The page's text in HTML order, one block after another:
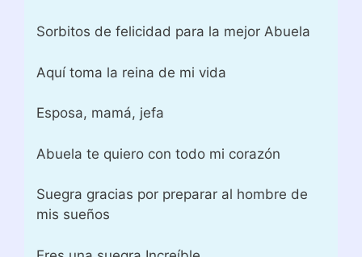
Sorbitos de felicidad para la mejor Abuela
Aquí toma la reina de mi vida
Esposa, mamá, jefa
Abuela te quiero con todo mi corazón
Suegra gracias por preparar al hombre de
mis sueños